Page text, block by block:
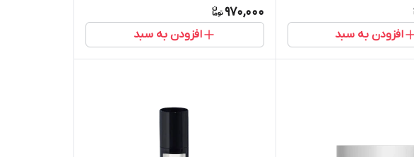
افزودن به سبد
970,000
افزودن به سبد